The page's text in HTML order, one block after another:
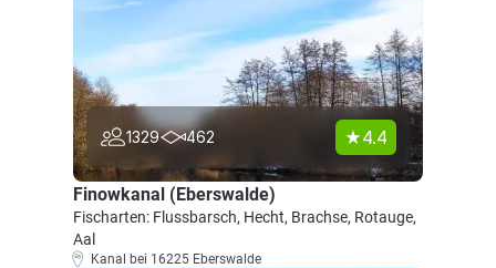
1329 462 4.4
Finowkanal (Eberswalde)
Fischarten: Flussbarsch, Hecht, Brachse, Rotauge,
Aal
Kanal bei 16225 Eberswalde